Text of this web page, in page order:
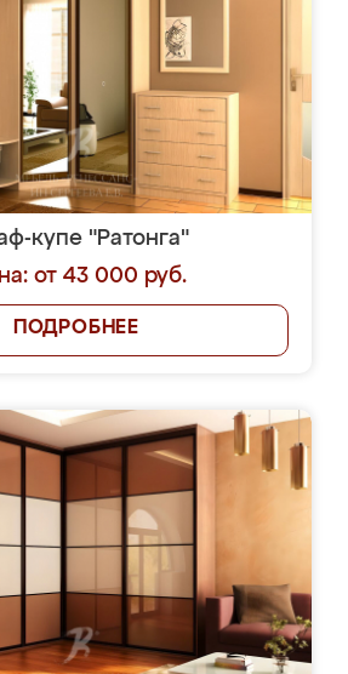
купе "Ратонга"
от 43 000 руб.
ПОДРОБНЕЕ